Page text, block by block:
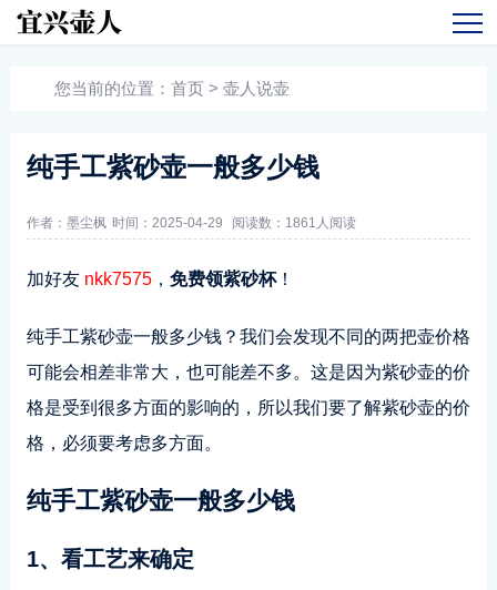
您当前的位置： 首页 > 壶人说壶
纯手工紫砂壶一般多少钱
作者：墨尘枫 时间：2025-04-29 阅读数： 1861人阅读
加好友 nkk7575， 免费领紫砂杯！
纯手工紫砂壶一般多少钱？我们会发现不同的两把壶价格
可能会相差非常大，也可能差不多。这是因为紫砂壶的价
格是受到很多方面的影响的，所以我们要了解紫砂壶的价
格，必须要考虑多方面。
纯手工紫砂壶一般多少钱
1、看工艺来确定